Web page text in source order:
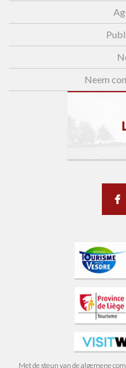
Neem
Met de steun van de algemene